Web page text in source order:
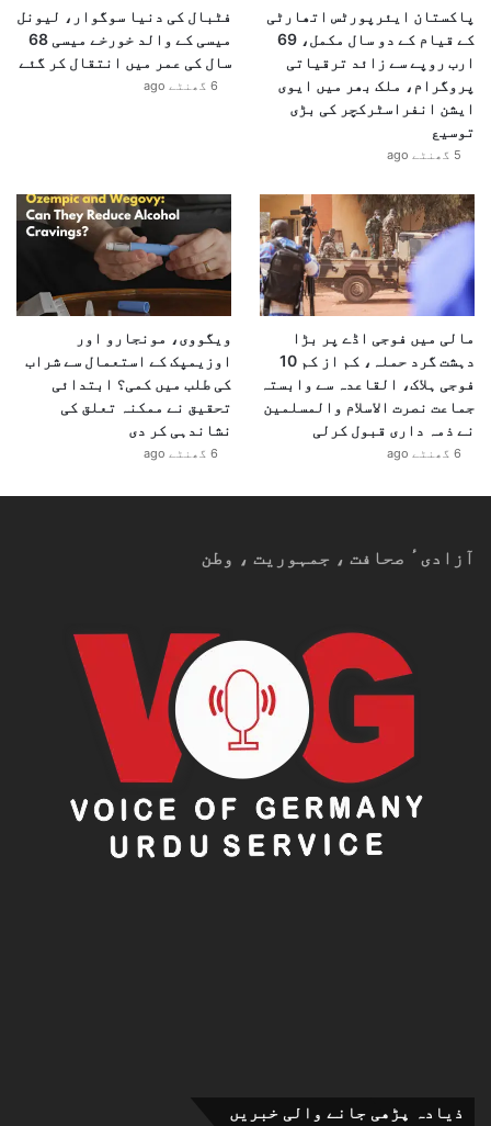
پاکستان ایئرپورٹس اتھارٹی
کے قیام کے دو سال مکمل، 69
ارب روپے سے زائد ترقیاتی
پروگرام، ملک بھر میں ایوی
ایشن انفراسٹرکچر کی بڑی
توسیع
5 گھنٹے ago
فٹبال کی دنیا سوگوار، لیونل
میسی کے والد خورخے میسی 68
سال کی عمر میں انتقال کر گئے
6 گھنٹے ago
مالی میں فوجی اڈے پر بڑا
دہشت گرد حملہ، کم از کم 10
فوجی ہلاک، القاعدہ سے وابستہ
جماعت نصرت الاسلام والمسلمین
نے ذمہ داری قبول کرلی
6 گھنٹے ago
ویگووی، مونجارو اور
اوزیمپک کے استعمال سے شراب
کی طلب میں کمی؟ ابتدائی
تحقیق نے ممکنہ تعلق کی
نشاندہی کر دی
6 گھنٹے ago
آزادیٴ صحافت ، جمہوریت ، وطن
ذیادہ پڑھی جانے والی خبریں